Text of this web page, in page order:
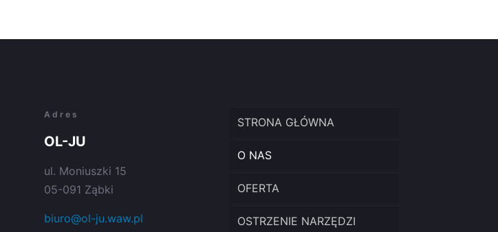
Adres
OL-JU
ul. Moniuszki 15
05-091 Ząbki
biuro@ol-ju.waw.pl
STRONA GŁÓWNA
O NAS
OFERTA
OSTRZENIE NARZĘDZI